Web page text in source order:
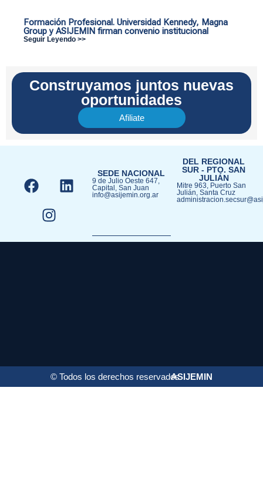
Formación Profesional. Universidad Kennedy, Magna
Group y ASIJEMIN firman convenio institucional
Seguir Leyendo >>
Construyamos juntos nuevas
oportunidades
Afiliate
SEDE NACIONAL
9 de Julio Oeste 647,
Capital, San Juan
info@asijemin.org.ar
DEL REGIONAL
SUR - PTO. SAN
JULIÁN​
Mitre 963, Puerto San
Julián, Santa Cruz
© Todos los derechos reservadosASIJEMIN